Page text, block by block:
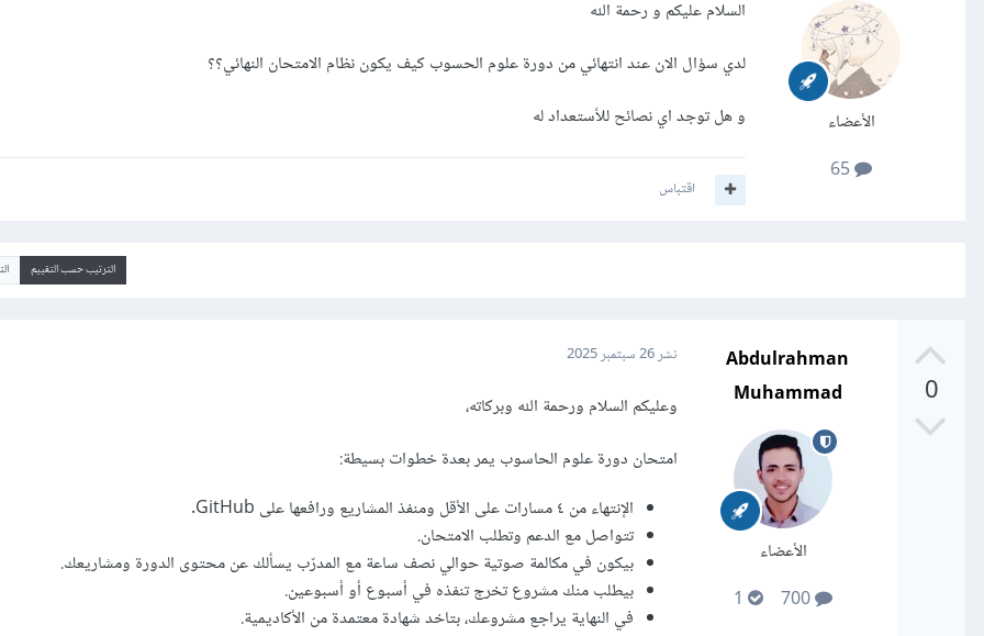
الأعضاء
السلام عليكم و رحمة الله
لدي سؤال الان عند انتهائي من دورة علوم الحسوب كيف يكون نظام الامتحان النهائي؟؟
و هل توجد اي نصائح للأستعداد له
اقتباس
الترتيب حسب التقييم
0
Abdulrahman
Muhammad
الأعضاء
نشر26 سبتمبر 2025
وعليكم السلام ورحمة الله وبركاته،
امتحان دورة علوم الحاسوب يمر بعدة خطوات بسيطة:
الإنتهاء من ٤ مسارات على الأقل ومنفذ المشاريع ورافعها على GitHub.
تتواصل مع الدعم وتطلب الامتحان.
بيكون في مكالمة صوتية حوالي نصف ساعة مع المدرّب يسألك عن محتوى الدورة ومشاريعك.
بيطلب منك مشروع تخرج تنفذه في أسبوع أو أسبوعين.
في النهاية يراجع مشروعك، بتاخد شهادة معتمدة من الأكاديمية.